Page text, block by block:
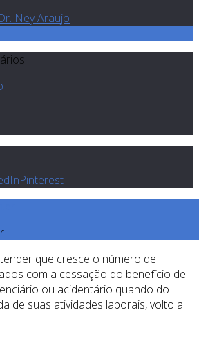
Ney Araujo
Pinterest
que cresce o número de
com a cessação do benefício de
ou acidentário quando do
de suas atividades laborais, volto a